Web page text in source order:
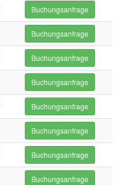
Buchungsanfrage
Buchungsanfrage
Buchungsanfrage
Buchungsanfrage
Buchungsanfrage
Buchungsanfrage
Buchungsanfrage
Buchungsanfrage